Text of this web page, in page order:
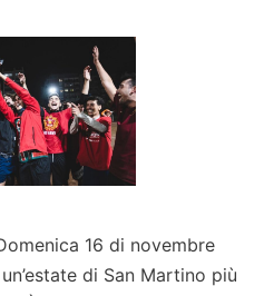
16 di novembre
di San Martino più